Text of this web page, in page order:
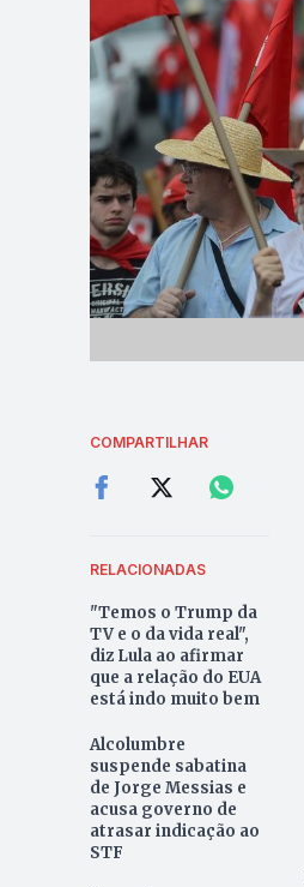
COMPARTILHAR
RELACIONADAS
"Temos o Trump da
TV e o da vida real",
diz Lula ao afirmar
que a relação do EUA
está indo muito bem
Alcolumbre
suspende sabatina
de Jorge Messias e
acusa governo de
atrasar indicação ao
STF